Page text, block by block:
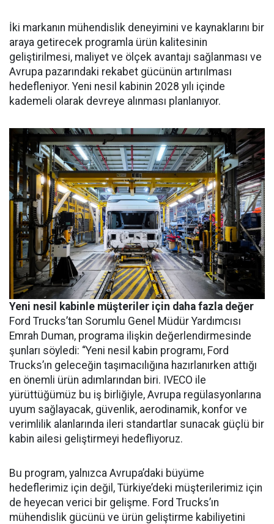
İki markanın mühendislik deneyimini ve kaynaklarını bir
araya getirecek programla ürün kalitesinin
geliştirilmesi, maliyet ve ölçek avantajı sağlanması ve
Avrupa pazarındaki rekabet gücünün artırılması
hedefleniyor. Yeni nesil kabinin 2028 yılı içinde
kademeli olarak devreye alınması planlanıyor.
Yeni nesil kabinle müşteriler için daha fazla değer
Ford Trucks’tan Sorumlu Genel Müdür Yardımcısı
Emrah Duman, programa ilişkin değerlendirmesinde
şunları söyledi: “Yeni nesil kabin programı, Ford
Trucks’ın geleceğin taşımacılığına hazırlanırken attığı
en önemli ürün adımlarından biri. IVECO ile
yürüttüğümüz bu iş birliğiyle, Avrupa regülasyonlarına
uyum sağlayacak, güvenlik, aerodinamik, konfor ve
verimlilik alanlarında ileri standartlar sunacak güçlü bir
kabin ailesi geliştirmeyi hedefliyoruz.
Bu program, yalnızca Avrupa’daki büyüme
hedeflerimiz için değil, Türkiye’deki müşterilerimiz için
de heyecan verici bir gelişme. Ford Trucks’ın
mühendislik gücünü ve ürün geliştirme kabiliyetini